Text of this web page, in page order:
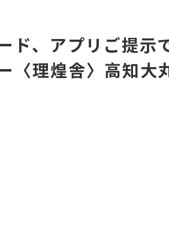
ド、アプリご提示
〈理煌舎〉高知大